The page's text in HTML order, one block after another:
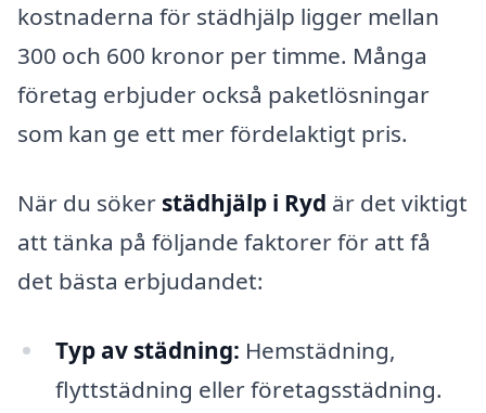
kostnaderna för städhjälp ligger mellan
300 och 600 kronor per timme. Många
företag erbjuder också paketlösningar
som kan ge ett mer fördelaktigt pris.
När du söker städhjälp i Ryd är det viktigt
att tänka på följande faktorer för att få
det bästa erbjudandet:
Typ av städning: Hemstädning,
flyttstädning eller företagsstädning.